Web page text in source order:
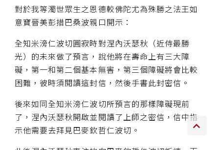
尊貴上師珍寶開示
巴麥欽哲珍寶開示
前行開示文集
媒體影音集
對於我等濁世眾生之恩德較佛陀尤為殊勝之法王如
意寶晉美彭措巴桑波親口開示：
全知米滂仁波切圓寂時對涅內沃瑟秋（近侍最勝
光）的未來做了預言，說他將在壽命上有三大障
礙，第一和第二個基本無害，第三個障礙將會比較
困難，彼時須閱讀這封信，然後手書此封密信。
後來如同全知米滂仁波切所預言的那樣障礙現前
了，涅內沃瑟秋開啟並閱讀了上師之密信，信中指
示他需要去拜見巴麥欽哲仁波切。